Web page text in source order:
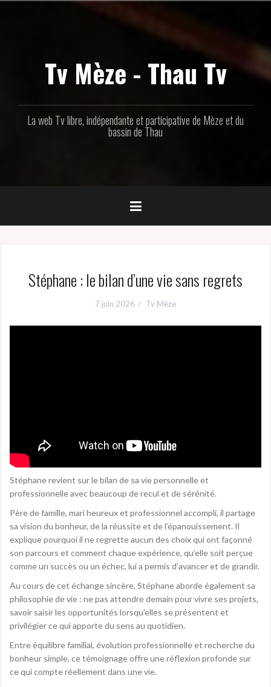
Tv Mèze - Thau Tv
La web Tv libre, indépendante et participative de Mèze et du
bassin de Thau
Stéphane : le bilan d’une vie sans regrets
7 juin 2026 Tv Mèze
Stéphane revient sur le bilan de sa vie personnelle et
professionnelle avec beaucoup de recul et de sérénité.
Père de famille, mari heureux et professionnel accompli, il partage
sa vision du bonheur, de la réussite et de l’épanouissement. Il
explique pourquoi il ne regrette aucun des choix qui ont façonné
son parcours et comment chaque expérience, qu’elle soit perçue
comme un succès ou un échec, lui a permis d’avancer et de grandir.
Au cours de cet échange sincère, Stéphane aborde également sa
philosophie de vie : ne pas attendre demain pour vivre ses projets,
savoir saisir les opportunités lorsqu’elles se présentent et
privilégier ce qui apporte du sens au quotidien.
Entre équilibre familial, évolution professionnelle et recherche du
bonheur simple, ce témoignage offre une réflexion profonde sur
ce qui compte réellement dans une vie.